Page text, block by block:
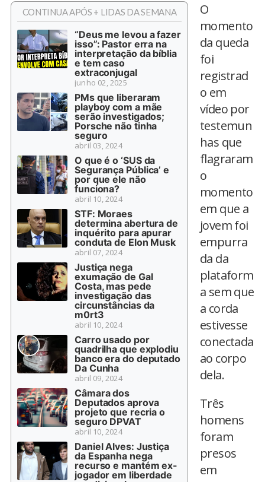
CONTINUA APÓS + LIDAS DA SEMANA
“Deus me levou a fazer
isso”: Pastor erra na
interpretação da bíblia
e tem caso
extraconjugal
junho 02, 2025
PMs que liberaram
playboy com a mãe
serão investigados;
Porsche não tinha
seguro
abril 03, 2024
O que é o ‘SUS da
Segurança Pública’ e
por que ele não
funciona?
abril 10, 2024
STF: Moraes
determina abertura de
inquérito para apurar
conduta de Elon Musk
abril 07, 2024
Justiça nega
exumação de Gal
Costa, mas pede
investigação das
circunstâncias da
m0rt3
abril 10, 2024
Carro usado por
quadrilha que explodiu
banco era do deputado
Da Cunha
abril 09, 2024
Câmara dos
Deputados aprova
projeto que recria o
seguro DPVAT
abril 10, 2024
Daniel Alves: Justiça
da Espanha nega
recurso e mantém ex-
jogador em liberdade
O
momento
da queda
foi
registrad
o em
vídeo por
testemun
has que
flagraram
o
momento
em que a
jovem foi
empurra
da da
plataform
a sem que
a corda
estivesse
conectada
ao corpo
dela.
Três
homens
foram
presos
em